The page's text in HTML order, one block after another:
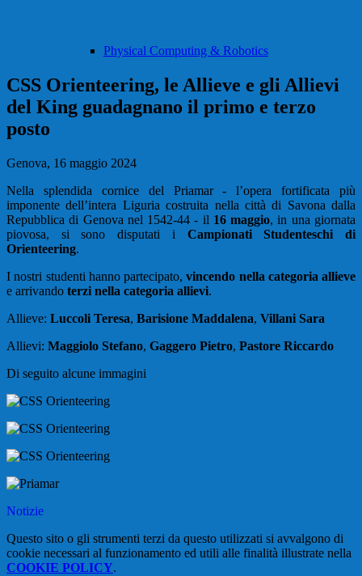
Physical Computing & Robotics
CSS Orienteering, le Allieve e gli Allievi
del King guadagnano il primo e terzo
posto
Genova, 16 maggio 2024
Nella splendida cornice del Priamar - l’opera fortificata più
imponente dell’intera Liguria costruita nella città di Savona dalla
Repubblica di Genova nel 1542-44 - il 16 maggio, in una giornata
piovosa, si sono disputati i Campionati Studenteschi di
Orienteering.
I nostri studenti hanno partecipato,vincendo nella categoria allieve
e arrivando terzi nella categoria allievi.
Allieve: Luccoli Teresa, Barisione Maddalena, Villani Sara
Allievi: Maggiolo Stefano, Gaggero Pietro, Pastore Riccardo
Di seguito alcune immagini
Notizie
Questo sito o gli strumenti terzi da questo utilizzati si avvalgono di
cookie necessari al funzionamento ed utili alle finalità illustrate nella
COOKIE POLICY.